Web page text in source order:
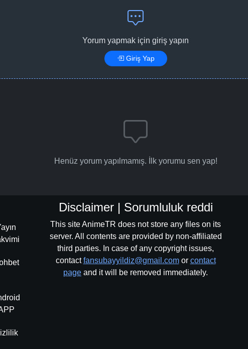
Yorum yapmak için giriş yapın
Giriş Yap
Henüz yorum yapılmamış. İlk yorumu sen yap!
Disclaimer | Sorumluluk reddi
This site AnimeTR does not store any files on its
server. All contents are provided by non-affiliated
third parties. In case of any copyright issues,
contactfansubayyildiz@gmail.comor contact
page and it will be removed immediately.